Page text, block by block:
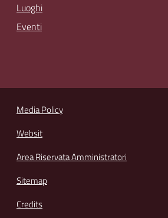
Luoghi
Eventi
Media Policy
Websit
Area Riservata Amministratori
Sitemap
Credits